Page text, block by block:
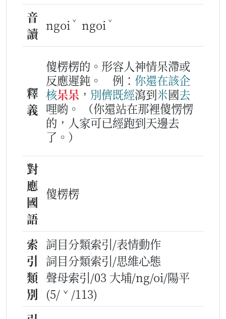
音
讀
ngoi ˇ ngoi ˇ
釋
義
傻楞楞的。形容人神情呆滯或
反應遲鈍。
例： 你還在該企
核呆呆 ， 別儕既經瀉到米國去
哩喲。
（你還站在那裡傻愣愣
的，人家可已經跑到天邊去
了。）
對
應
國
語
傻楞楞
索
引
類
別
詞目分類索引/表情動作
詞目分類索引/思維心態
聲母索引/03 大埔/ng/oi/陽平
(5/ˇ/113)